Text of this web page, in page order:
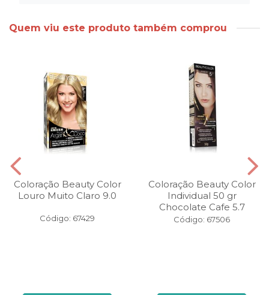
Quem viu este produto também comprou
Coloração Beauty Color
Louro Muito Claro 9.0
Código: 67429
Coloração Beauty Color
Individual 50 gr
Chocolate Cafe 5.7
Código: 67506